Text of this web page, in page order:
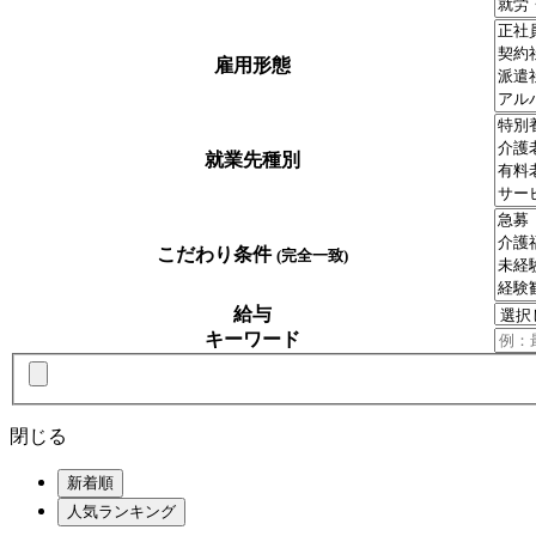
雇用形態
就業先種別
こだわり条件 (完全一致)
給与
キーワード
閉じる
新着順
人気ランキング